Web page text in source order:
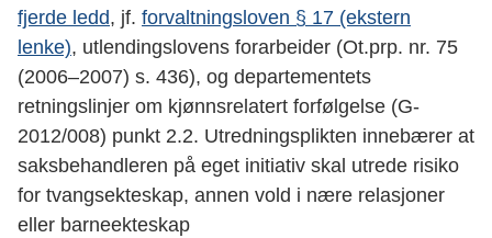
fjerde ledd, jf. forvaltningsloven § 17 (ekstern
lenke), utlendingslovens forarbeider (Ot.prp. nr. 75
(2006–2007) s. 436), og departementets
retningslinjer om kjønnsrelatert forfølgelse (G-
2012/008) punkt 2.2. Utredningsplikten innebærer at
saksbehandleren på eget initiativ skal utrede risiko
for tvangsekteskap, annen vold i nære relasjoner
eller barneekteskap